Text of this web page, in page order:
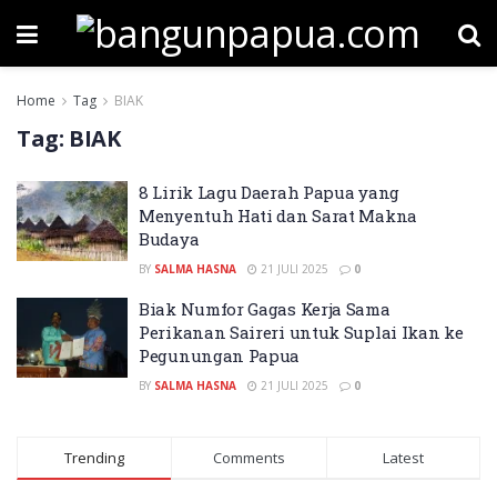
Home Tag BIAK
Tag: BIAK
8 Lirik Lagu Daerah Papua yang
Menyentuh Hati dan Sarat Makna
Budaya
BY SALMA HASNA 21 JULI 2025 0
Biak Numfor Gagas Kerja Sama
Perikanan Saireri untuk Suplai Ikan ke
Pegunungan Papua
BY SALMA HASNA 21 JULI 2025 0
Trending Comments Latest